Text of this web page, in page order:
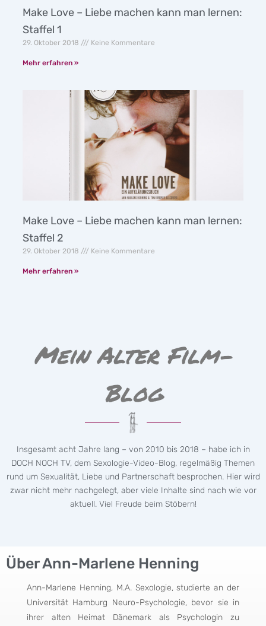
Make Love – Liebe machen kann man lernen:
Staffel 1
29. Oktober 2018 Keine Kommentare
Mehr erfahren »
Make Love – Liebe machen kann man lernen:
Staffel 2
29. Oktober 2018 Keine Kommentare
Mehr erfahren »
Mein Alter Film-
Blog
Insgesamt acht Jahre lang – von 2010 bis 2018 – habe ich in
DOCH NOCH TV, dem Sexologie-Video-Blog, regelmäßig Themen
rund um Sexualität, Liebe und Partnerschaft besprochen. Hier wird
zwar nicht mehr nachgelegt, aber viele Inhalte sind nach wie vor
aktuell. Viel Freude beim Stöbern!
Über Ann-Marlene Henning
Ann-Marlene Henning, M.A. Sexologie, studierte an der
Universität Hamburg Neuro-Psychologie, bevor sie in
ihrer alten Heimat Dänemark als Psychologin zu